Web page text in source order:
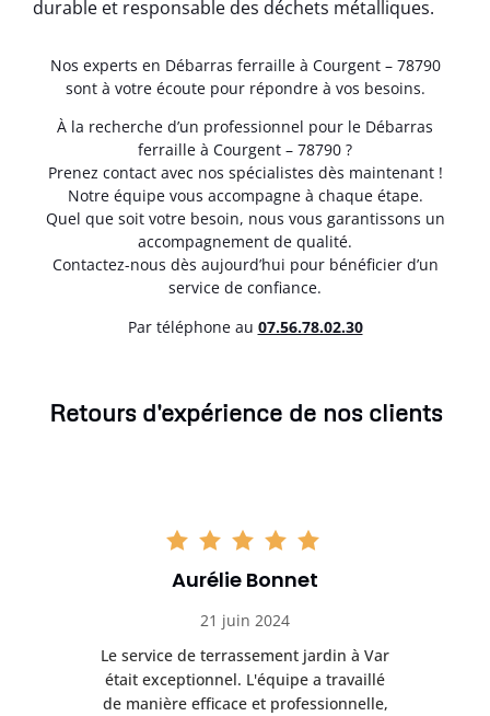
durable et responsable des déchets métalliques.
Nos experts en Débarras ferraille à Courgent – 78790
sont à votre écoute pour répondre à vos besoins.
À la recherche d’un professionnel pour le Débarras
ferraille à Courgent – 78790 ?
Prenez contact avec nos spécialistes dès maintenant !
Notre équipe vous accompagne à chaque étape.
Quel que soit votre besoin, nous vous garantissons un
accompagnement de qualité.
Contactez-nous dès aujourd’hui pour bénéficier d’un
service de confiance.
Par téléphone au 07.56.78.02.30
Retours d'expérience de nos clients
Aurélie Bonnet
21 juin 2024
Le service de terrassement jardin à Var
était exceptionnel. L'équipe a travaillé
de manière efficace et professionnelle,